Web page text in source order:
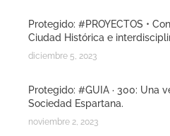
Protegido: #PROYECTOS •
Ciudad Histórica e
diciembre 5, 2023
Protegido: #GUIA · 300: Una
Sociedad Espartana.
noviembre 2, 2023